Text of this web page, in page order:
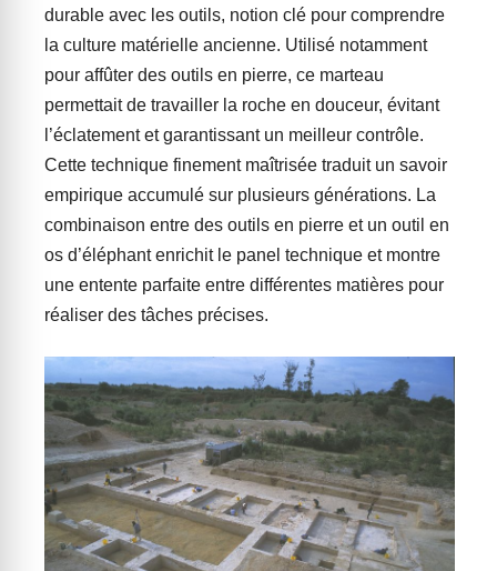
durable avec les outils, notion clé pour comprendre
la culture matérielle ancienne. Utilisé notamment
pour affûter des outils en pierre, ce marteau
permettait de travailler la roche en douceur, évitant
l’éclatement et garantissant un meilleur contrôle.
Cette technique finement maîtrisée traduit un savoir
empirique accumulé sur plusieurs générations. La
combinaison entre des outils en pierre et un outil en
os d’éléphant enrichit le panel technique et montre
une entente parfaite entre différentes matières pour
réaliser des tâches précises.